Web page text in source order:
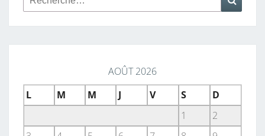
AOÛT 2026
L
M M J V S
D
1
2